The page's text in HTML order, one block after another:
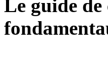
Le guide